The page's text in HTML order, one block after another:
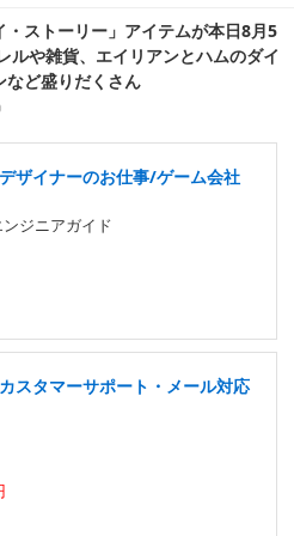
・ストーリー」アイテムが本日8月5
ルや雑貨、エイリアンとハムのダイ
など盛りだくさん
ザイナーのお仕事/ゲーム会社
ジニアガイド
スタマーサポート・メール対応